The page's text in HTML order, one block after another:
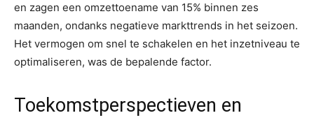
en zagen een omzettoename van 15% binnen zes
maanden, ondanks negatieve markttrends in het seizoen.
Het vermogen om snel te schakelen en het inzetniveau te
optimaliseren, was de bepalende factor.
Toekomstperspectieven en